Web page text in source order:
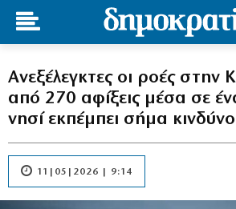
Ανεξέλεγκτες οι ροές
από 270 αφίξεις μέσα σε
νησί εκπέμπει σήμα
11|05|2026 | 9:14